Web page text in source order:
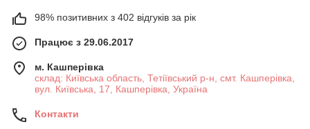
98% позитивних з 402 відгуків за рік
Працює з 29.06.2017
м. Кашперівка
склад: Київська область, Тетіївський р-н, смт. Кашперівка,
вул. Київська, 17, Кашперівка, Україна
Контакти